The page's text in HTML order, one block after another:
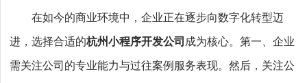
在如今的商业环境中，企业正在逐步向数字化转型迈
进，选择合适的杭州小程序开发公司 成为核心。第一、企业
需关注公司的专业能力与过往案例服务表现。然后，关注公